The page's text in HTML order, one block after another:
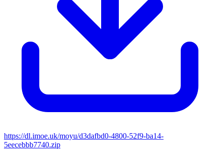
https://dl.imoe.uk/moyu/d3dafbd0-4800-52f9-ba14-
5eecebbb7740.zip